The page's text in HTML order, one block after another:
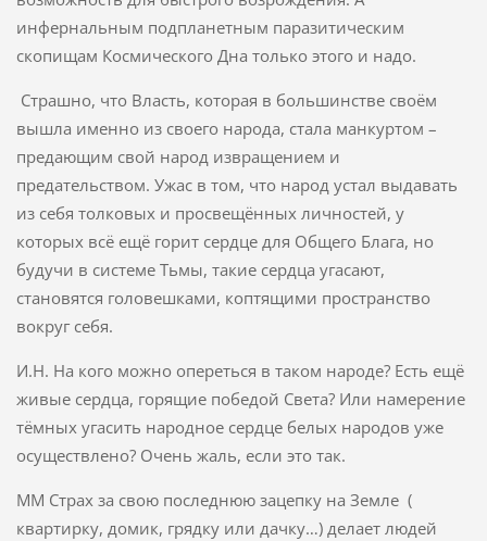
инфернальным подпланетным паразитическим
скопищам Космического Дна только этого и надо.
Страшно, что Власть, которая в большинстве своём
вышла именно из своего народа, стала манкуртом –
предающим свой народ извращением и
предательством. Ужас в том, что народ устал выдавать
из себя толковых и просвещённых личностей, у
которых всё ещё горит сердце для Общего Блага, но
будучи в системе Тьмы, такие сердца угасают,
становятся головешками, коптящими пространство
вокруг себя.
И.Н. На кого можно опереться в таком народе? Есть ещё
живые сердца, горящие победой Света? Или намерение
тёмных угасить народное сердце белых народов уже
осуществлено? Очень жаль, если это так.
ММ Страх за свою последнюю зацепку на Земле (
квартирку, домик, грядку или дачку…) делает людей